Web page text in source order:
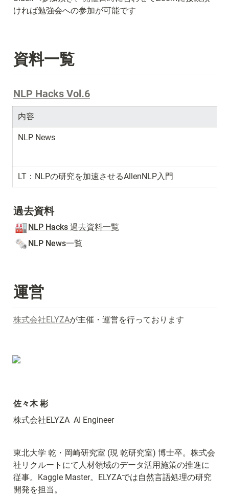
ければ勉強会への参加が可能です
資料一覧
NLP Hacks Vol.6
内容
NLP News
LT：NLPの研究を加速させるAllenNLP入門
過去資料
🏭NLP Hacks 過去資料一覧
🗞️NLP News一覧
運営
株式会社ELYZAが主催・運営を行っております
佐々木 彬
株式会社ELYZA  AI Engineer
東北大学 乾・岡崎研究室 (現 乾研究室) 博士卒。株式会
社リクルートにて人材領域のデータ活用施策の推進に
従事。Kaggle Master。ELYZAでは自然言語処理の研究
開発を担当。